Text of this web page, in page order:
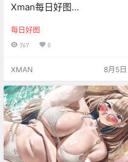
Xman每日好图
每日好图
767 0
XMAN 8月5日